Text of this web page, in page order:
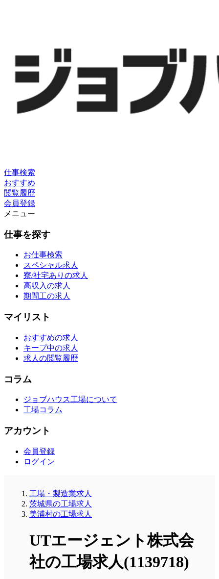
仕事検索
おすすめ
閲覧履歴
会員登録
メニュー
仕事を探す
お仕事検索
スペシャル求人
寮/社宅ありの求人
高収入の求人
期間工の求人
マイリスト
おすすめの求人
キープ中の求人
求人の閲覧履歴
コラム
ジョブハウス工場について
工場コラム
アカウント
会員登録
ログイン
工場・製造業求人
茨城県の工場求人
美浦村の工場求人
UTエージェント株式会
社の工場求人(1139718)